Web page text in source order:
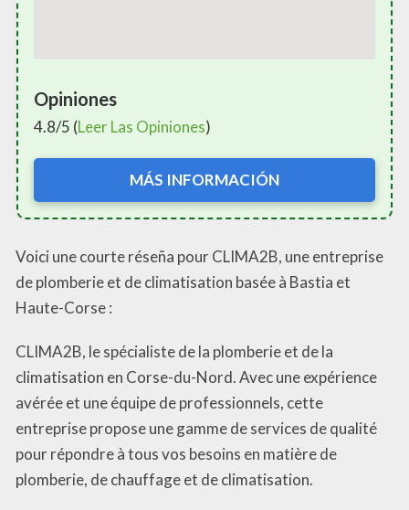
Opiniones
4.8/5 (Leer Las Opiniones)
MÁS INFORMACIÓN
Voici une courte réseña pour CLIMA2B, une entreprise
de plomberie et de climatisation basée à Bastia et
Haute-Corse :
CLIMA2B, le spécialiste de la plomberie et de la
climatisation en Corse-du-Nord. Avec une expérience
avérée et une équipe de professionnels, cette
entreprise propose une gamme de services de qualité
pour répondre à tous vos besoins en matière de
plomberie, de chauffage et de climatisation.